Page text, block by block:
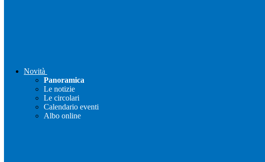
Novità
Panoramica
Le notizie
Le circolari
Calendario eventi
Albo online